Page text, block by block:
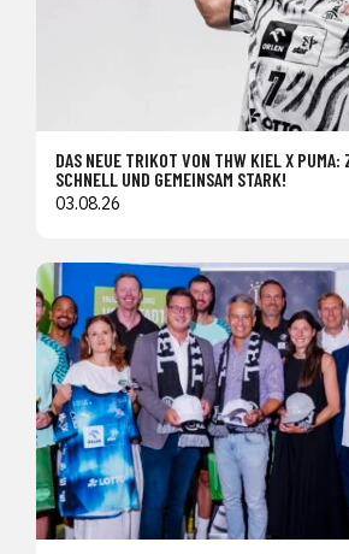
DAS NEUE TRIKOT VON THW KIEL X PUMA:
SCHNELL UND GEMEINSAM STARK!
03.08.26